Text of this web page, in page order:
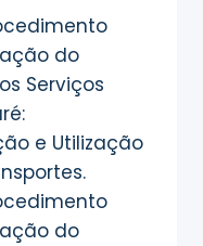
do
Serviços
e Utilização
do